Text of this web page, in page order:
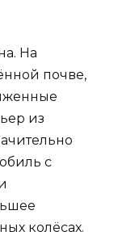
На
почве,
из
с
колёсах.